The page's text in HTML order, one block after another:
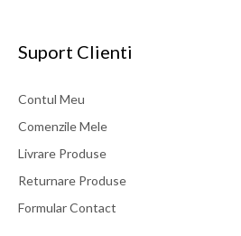
Suport Clienti
Contul Meu
Comenzile Mele
Livrare Produse
Returnare Produse
Formular Contact